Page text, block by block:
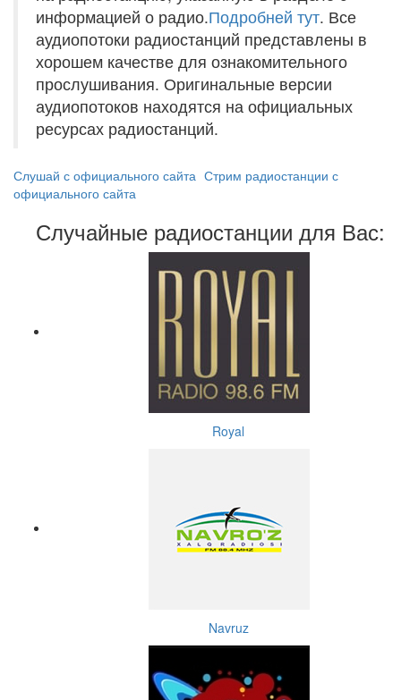
информацией о радио.Подробней тут. Все
аудиопотоки радиостанций представлены в
хорошем качестве для ознакомительного
прослушивания. Оригинальные версии
аудиопотоков находятся на официальных
ресурсах радиостанций.
Слушай с официального сайта Стрим радиостанции с
официального сайта
Случайные радиостанции для Вас:
Royal
Navruz